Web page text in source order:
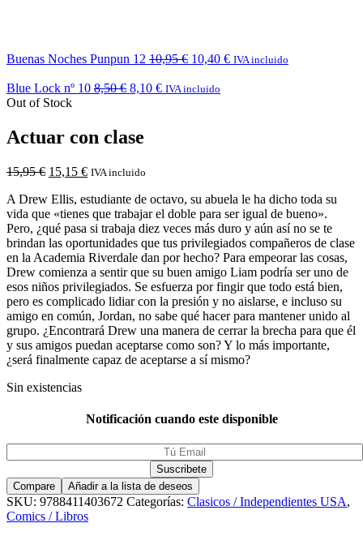
Buenas Noches Punpun 12 10,95€ 10,40 € IVA incluido
Blue Lock nº 10 8,50€ 8,10 € IVA incluido
Out of Stock
Actuar con clase
15,95€ 15,15 € IVA incluido
A Drew Ellis, estudiante de octavo, su abuela le ha dicho toda su
vida que «tienes que trabajar el doble para ser igual de bueno».
Pero, ¿qué pasa si trabaja diez veces más duro y aún así no se te
brindan las oportunidades que tus privilegiados compañeros de clase
en la Academia Riverdale dan por hecho? Para empeorar las cosas,
Drew comienza a sentir que su buen amigo Liam podría ser uno de
esos niños privilegiados. Se esfuerza por fingir que todo está bien,
pero es complicado lidiar con la presión y no aislarse, e incluso su
amigo en común, Jordan, no sabe qué hacer para mantener unido al
grupo. ¿Encontrará Drew una manera de cerrar la brecha para que él
y sus amigos puedan aceptarse como son? Y lo más importante,
¿será finalmente capaz de aceptarse a sí mismo?
Sin existencias
Notificación cuando este disponible
Compare Añadir a la lista de deseos
SKU: 9788411403672 Categorías: Clasicos / Independientes USA,
Comics / Libros